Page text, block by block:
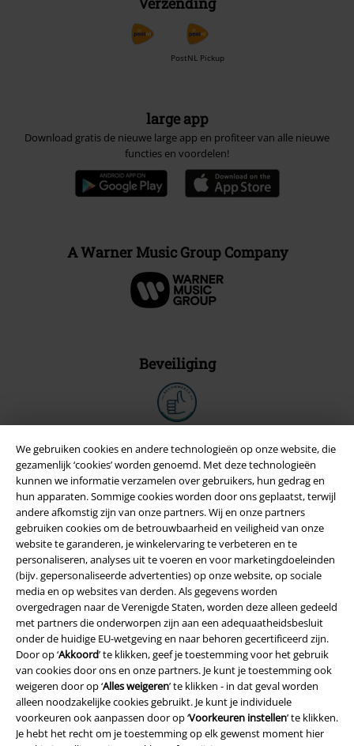
We gebruiken cookies en andere technologieën op onze website, die
gezamenlijk ‘cookies’ worden genoemd. Met deze technologieën
kunnen we informatie verzamelen over gebruikers, hun gedrag en
hun apparaten. Sommige cookies worden door ons geplaatst, terwijl
andere afkomstig zijn van onze partners. Wij en onze partners
gebruiken cookies om de betrouwbaarheid en veiligheid van onze
website te garanderen, je winkelervaring te verbeteren en te
personaliseren, analyses uit te voeren en voor marketingdoeleinden
(bijv. gepersonaliseerde advertenties) op onze website, op sociale
media en op websites van derden. Als gegevens worden
overgedragen naar de Verenigde Staten, worden deze alleen gedeeld
met partners die onderworpen zijn aan een adequaatheidsbesluit
onder de huidige EU-wetgeving en naar behoren gecertificeerd zijn.
Door op ‘Akkoord’ te klikken, geef je toestemming voor het gebruik
van cookies door ons en onze partners. Je kunt je toestemming ook
weigeren door op ‘Alles weigeren’ te klikken - in dat geval worden
alleen noodzakelijke cookies gebruikt. Je kunt je individuele
voorkeuren ook aanpassen door op ‘Voorkeuren instellen’ te klikken.
Je hebt het recht om je toestemming op elk gewenst moment hier
PostNL Pickup
large app
Download gratis de nieuwe large app en profiteer van alle nieuwe
functies en voordelen!
A Warner Music Group Company
Beveiliging
Legal
Algemene Voorwaarden
Bedrijfsgegevens
Privacyverklaring
Verklaring van conformiteit